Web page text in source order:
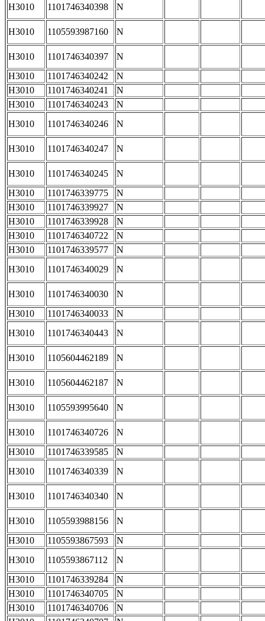
H3010 1101746340398 N
H3010 1105593987160 N
H3010 1101746340397
N
H3010
1101746340242
N
H3010
1101746340241
N
H3010
1101746340243
N
H3010
1101746340246 N
H3010 1101746340247 N
H3010 1101746340245
N
H3010
1101746339775
N
H3010
1101746339927
N
H3010
1101746339928
N
H3010
1101746340722
N
H3010
1101746339577
N
H3010
1101746340029 N
H3010 1101746340030
N
H3010
1101746340033
N
H3010
1101746340443 N
H3010 1105604462189 N
H3010 1105604462187 N
H3010 1105593995640 N
H3010 1101746340726
N
H3010
1101746339585
N
H3010
1101746340339 N
H3010 1101746340340 N
H3010 1105593988156
N
H3010
1105593867593
N
H3010
1105593867112
N
H3010
1101746339284
N
H3010
1101746340705
N
H3010
1101746340706
N